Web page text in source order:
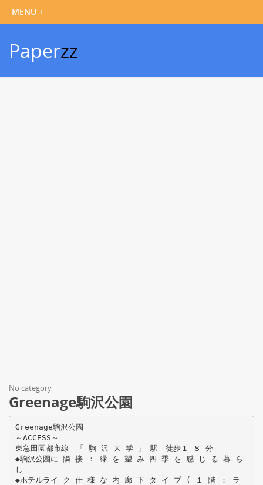
Paperzz
No category
Greenage駒沢公園
Greenage駒沢公園
～ACCESS～
東急田園都市線 「 駒 沢 大 学 」 駅 徒歩１ ８ 分
◆駒沢公園に 隣 接 ： 緑 を 望 み 四 季 を 感 じ る 暮 ら
し
◆ホテルライ ク 仕 様 な 内 廊 下 タ イ プ ( １ 階 ： ラ